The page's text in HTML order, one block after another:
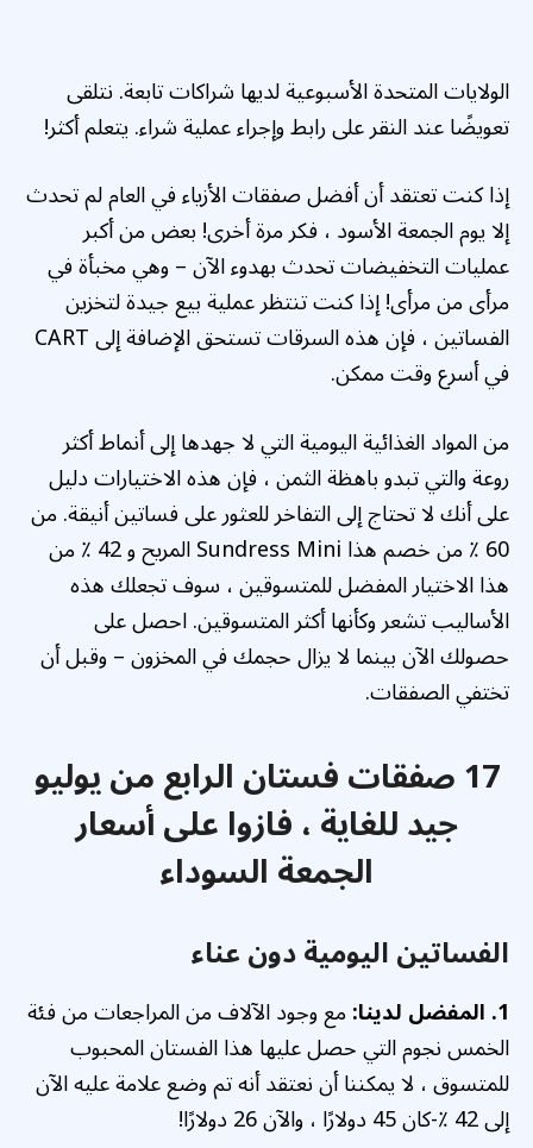
الولايات المتحدة الأسبوعية لديها شراكات تابعة. نتلقى
تعويضًا عند النقر على رابط وإجراء عملية شراء. يتعلم أكثر!
إذا كنت تعتقد أن أفضل صفقات الأزياء في العام لم تحدث
إلا يوم الجمعة الأسود ، فكر مرة أخرى! بعض من أكبر
عمليات التخفيضات تحدث بهدوء الآن – وهي مخبأة في
مرأى من مرأى! إذا كنت تنتظر عملية بيع جيدة لتخزين
الفساتين ، فإن هذه السرقات تستحق الإضافة إلى CART
في أسرع وقت ممكن.
من المواد الغذائية اليومية التي لا جهدها إلى أنماط أكثر
روعة والتي تبدو باهظة الثمن ، فإن هذه الاختيارات دليل
على أنك لا تحتاج إلى التفاخر للعثور على فساتين أنيقة. من
60 ٪ من خصم هذا Sundress Mini المريح و 42 ٪ من
هذا الاختيار المفضل للمتسوقين ، سوف تجعلك هذه
الأساليب تشعر وكأنها أكثر المتسوقين. احصل على
حصولك الآن بينما لا يزال حجمك في المخزون – وقبل أن
تختفي الصفقات.
17 صفقات فستان الرابع من يوليو
جيد للغاية ، فازوا على أسعار
الجمعة السوداء
الفساتين اليومية دون عناء
1. المفضل لدينا: مع وجود الآلاف من المراجعات من فئة
الخمس نجوم التي حصل عليها هذا الفستان المحبوب
للمتسوق ، لا يمكننا أن نعتقد أنه تم وضع علامة عليه الآن
إلى 42 ٪-كان 45 دولارًا ، والآن 26 دولارًا!